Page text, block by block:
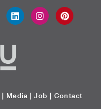
Media |Job | Contact